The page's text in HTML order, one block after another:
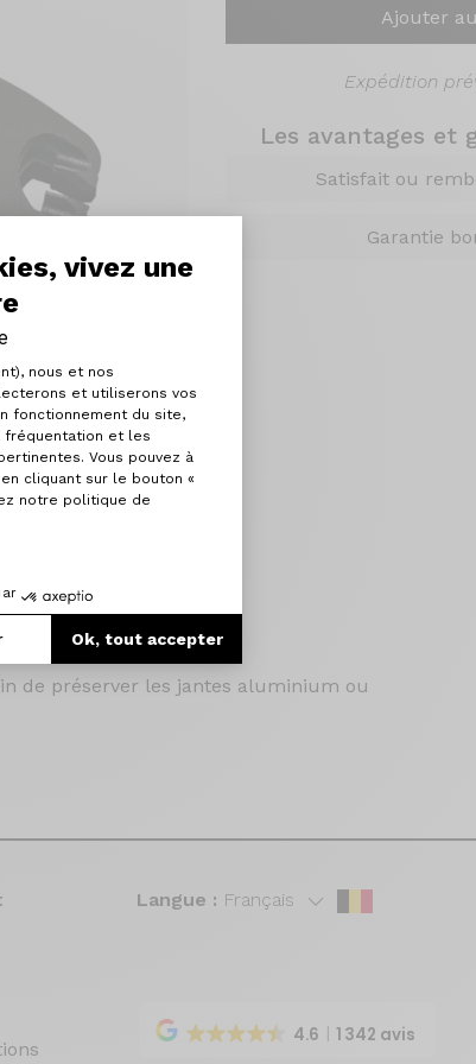
vivez une
Consentement :
nous et nos
et utiliserons vos
fonctionnement du site,
fréquentation et les
Vous pouvez à
cliquant sur le bouton «
notre politique de
Ok, tout accepter
Ajouter
Expédition
Les avantages et
Satisfait ou
Garantie
de préserver les jantes aluminium ou
Langue : Français
4.6 1 342 avis